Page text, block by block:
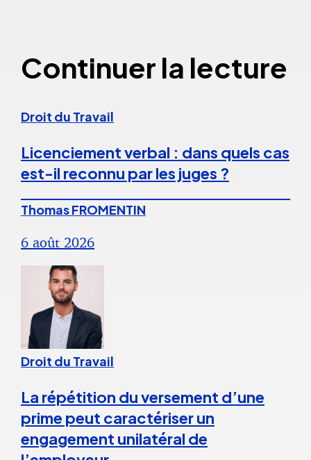
Continuer la lecture
Droit du Travail
Licenciement verbal : dans quels cas
est-il reconnu par les juges ?
Thomas FROMENTIN
6 août 2026
Droit du Travail
La répétition du versement d’une
prime peut caractériser un
engagement unilatéral de